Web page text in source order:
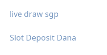
live draw sgp
Slot Deposit Dana